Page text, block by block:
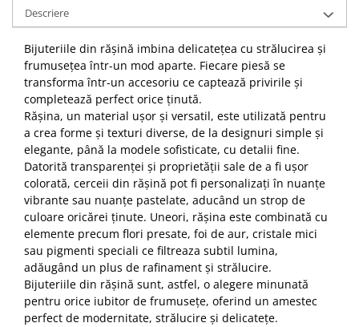
Descriere
Bijuteriile din rășină imbina delicatețea cu strălucirea și
frumusețea într-un mod aparte. Fiecare piesă se
transforma într-un accesoriu ce captează privirile și
completează perfect orice ținută.
Rășina, un material ușor și versatil, este utilizată pentru
a crea forme și texturi diverse, de la designuri simple și
elegante, până la modele sofisticate, cu detalii fine.
Datorită transparenței și proprietății sale de a fi ușor
colorată, cerceii din rășină pot fi personalizați în nuanțe
vibrante sau nuanțe pastelate, aducând un strop de
culoare oricărei ținute. Uneori, rășina este combinată cu
elemente precum flori presate, foi de aur, cristale mici
sau pigmenti speciali ce filtreaza subtil lumina,
adăugând un plus de rafinament și strălucire.
Bijuteriile din rășină sunt, astfel, o alegere minunată
pentru orice iubitor de frumusețe, oferind un amestec
perfect de modernitate, strălucire și delicatețe.